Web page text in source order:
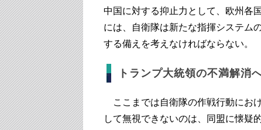
中国に対する抑止力として、欧州各
には、自衛隊は新たな指揮システム
する備えを考えなければならない。
トランプ大統領の不満解消
ここまでは自衛隊の作戦行動にお
して無視できないのは、同盟に懐疑